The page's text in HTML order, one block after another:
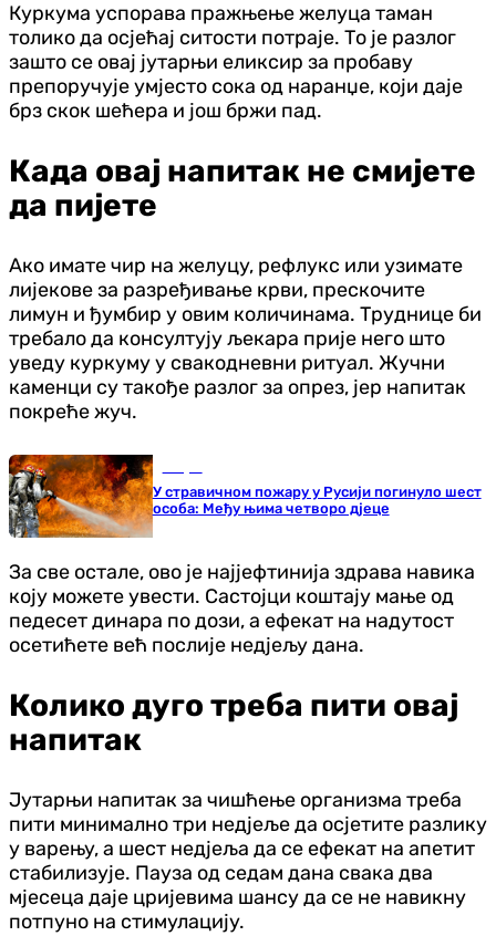
Куркума успорава пражњење желуца таман
толико да осјећај ситости потраје. То је разлог
зашто се овај јутарњи еликсир за пробаву
препоручује умјесто сока од наранџе, који даје
брз скок шећера и још бржи пад.
Када овај напитак не смијете
да пијете
Ако имате чир на желуцу, рефлукс или узимате
лијекове за разређивање крви, прескочите
лимун и ђумбир у овим количинама. Труднице би
требало да консултују љекара прије него што
уведу куркуму у свакодневни ритуал. Жучни
каменци су такође разлог за опрез, јер напитак
покреће жуч.
У стравичном пожару у Русији погинуло шест
особа: Међу њима четворо дјеце
За све остале, ово је најјефтинија здрава навика
коју можете увести. Састојци коштају мање од
педесет динара по дози, а ефекат на надутост
осетићете већ послије недјељу дана.
Колико дуго треба пити овај
напитак
Јутарњи напитак за чишћење организма треба
пити минимално три недјеље да осјетите разлику
у варењу, а шест недјеља да се ефекат на апетит
стабилизује. Пауза од седам дана свака два
мјесеца даје цријевима шансу да се не навикну
потпуно на стимулацију.